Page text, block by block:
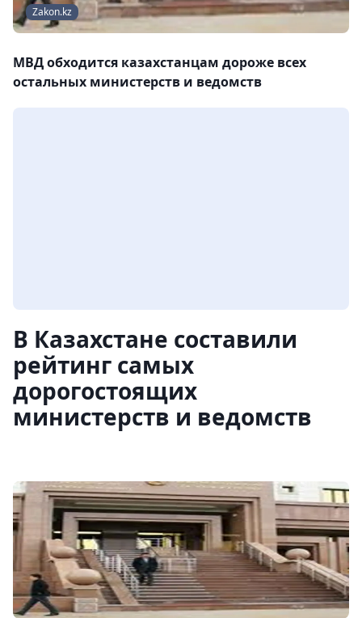
Zakon.kz
МВД обходится казахстанцам дороже всех
остальных министерств и ведомств
В Казахстане составили
рейтинг самых
дорогостоящих
министерств и ведомств